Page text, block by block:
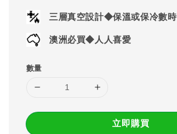
三層真空設計◆保溫或保冷數時
澳洲必買◆人人喜愛
數量
立即購買